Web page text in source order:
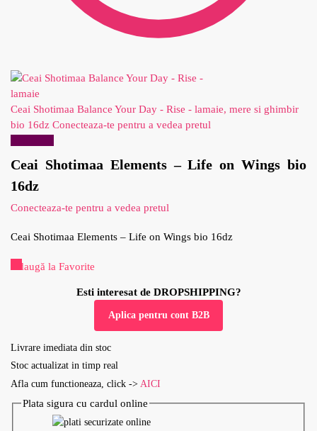
Ceai Shotimaa Balance Your Day - Rise - lamaie, mere si ghimbir
bio 16dz Conecteaza-te pentru a vedea pretul
Ceai Shotimaa Elements – Life on Wings bio
16dz
Conecteaza-te pentru a vedea pretul
Ceai Shotimaa Elements – Life on Wings bio 16dz
Adaugă la Favorite
Esti interesat de DROPSHIPPING?
Aplica pentru cont B2B
Livrare imediata din stoc
Stoc actualizat in timp real
Afla cum functioneaza, click -> AICI
Plata sigura cu cardul online